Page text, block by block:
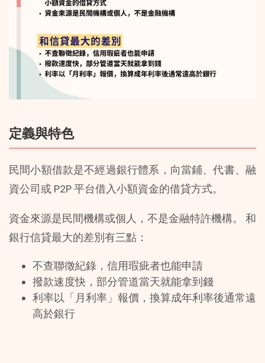
定義與特色
民間小額借款是不經過銀行體系，向當鋪、代書、融
資公司或 P2P 平台借入小額資金的借貸方式。
資金來源是民間機構或個人，不是金融特許機構。 和
銀行信貸最大的差別有三點：
不查聯徵紀錄，信用瑕疵者也能申請
撥款速度快，部分管道當天就能拿到錢
利率以「月利率」報價，換算成年利率後通常遠
高於銀行